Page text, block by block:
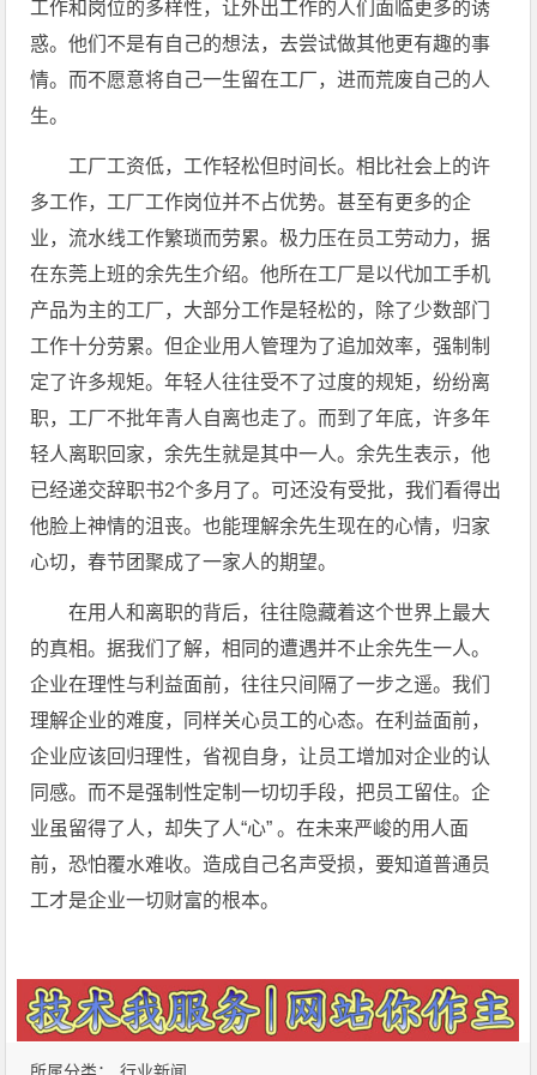
工作和岗位的多样性，让外出工作的人们面临更多的诱
惑。他们不是有自己的想法，去尝试做其他更有趣的事
情。而不愿意将自己一生留在工厂，进而荒废自己的人
生。
工厂工资低，工作轻松但时间长。相比社会上的许
多工作，工厂工作岗位并不占优势。甚至有更多的企
业，流水线工作繁琐而劳累。极力压在员工劳动力，据
在东莞上班的余先生介绍。他所在工厂是以代加工手机
产品为主的工厂，大部分工作是轻松的，除了少数部门
工作十分劳累。但企业用人管理为了追加效率，强制制
定了许多规矩。年轻人往往受不了过度的规矩，纷纷离
职，工厂不批年青人自离也走了。而到了年底，许多年
轻人离职回家，余先生就是其中一人。余先生表示，他
已经递交辞职书2个多月了。可还没有受批，我们看得出
他脸上神情的沮丧。也能理解余先生现在的心情，归家
心切，春节团聚成了一家人的期望。
在用人和离职的背后，往往隐藏着这个世界上最大
的真相。据我们了解，相同的遭遇并不止余先生一人。
企业在理性与利益面前，往往只间隔了一步之遥。我们
理解企业的难度，同样关心员工的心态。在利益面前，
企业应该回归理性，省视自身，让员工增加对企业的认
同感。而不是强制性定制一切切手段，把员工留住。企
业虽留得了人，却失了人“心” 。在未来严峻的用人面
前，恐怕覆水难收。造成自己名声受损，要知道普通员
工才是企业一切财富的根本。